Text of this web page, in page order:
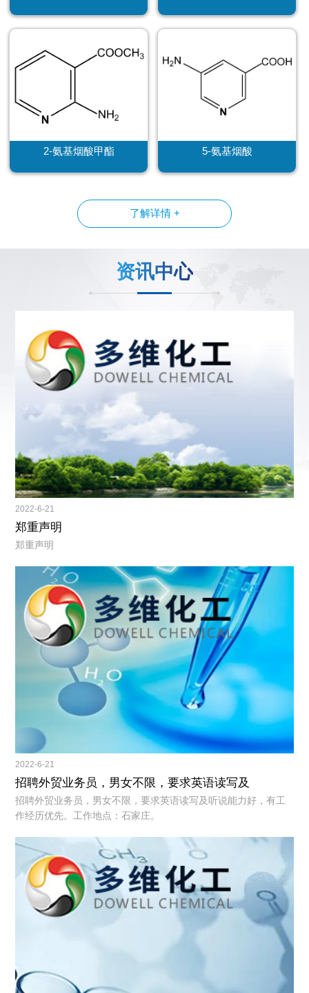
2-氨基烟酸甲酯 5-氨基烟酸
了解详情 +
资讯中心
2022-6-21
郑重声明
郑重声明
2022-6-21
招聘外贸业务员，男女不限，要求英语读写及
招聘外贸业务员，男女不限，要求英语读写及听说能力好，有工
作经历优先。工作地点：石家庄。